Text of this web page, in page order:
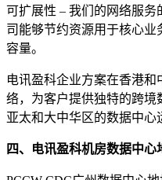
可扩展性 – 我们的网络服
司能够节约资源用于核心业
容量。
电讯盈科企业方案在香港和
络，为客户提供独特的跨境
亚太和大中华区的数据中心
四、电讯盈科机房数据中心